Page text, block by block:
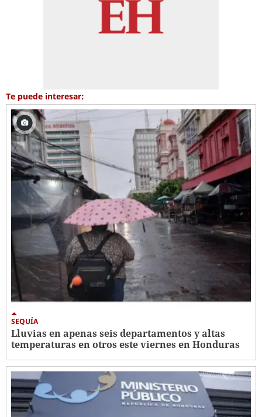
Te puede interesar:
SEQUÍA
Lluvias en apenas seis departamentos y altas
temperaturas en otros este viernes en Honduras